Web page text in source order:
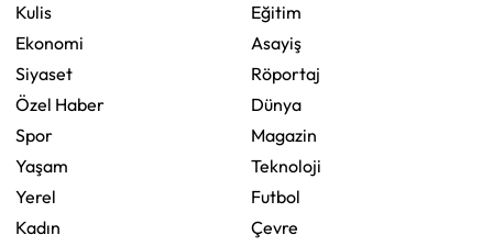
Kulis
Ekonomi
Siyaset
Özel Haber
Spor
Yaşam
Yerel
Kadın
Eğitim
Asayiş
Röportaj
Dünya
Magazin
Teknoloji
Futbol
Çevre